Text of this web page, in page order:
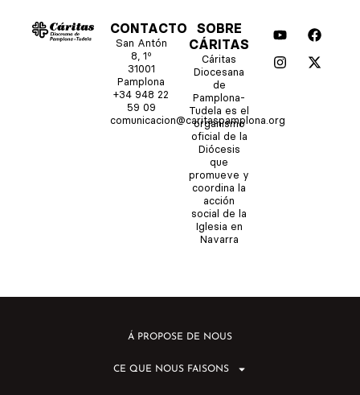
CONTACTO
San Antón
8, 1º
31001
Pamplona
+34 948 22
59 09
comunicacion@caritaspamplona.org
SOBRE
CÁRITAS
Cáritas
Diocesana
de
Pamplona-
Tudela es el
organismo
oficial de la
Diócesis
que
promueve y
coordina la
acción
social de la
Iglesia en
Navarra
Y
o
u
t
F
a
c
e
I
n
s
t
a
X
-
t
w
Á PROPOSE DE NOUS
CE QUE NOUS FAISONS